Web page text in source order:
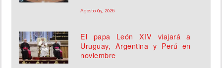
Agosto 05, 2026
El papa León XIV viajará a
Uruguay, Argentina y Perú en
noviembre